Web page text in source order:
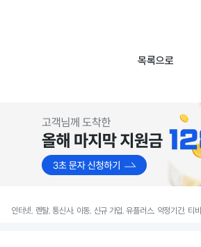
목록으로
인터넷, 렌탈, 통신사, 이동, 신규 가입, 유플러스, 약정기간, 티